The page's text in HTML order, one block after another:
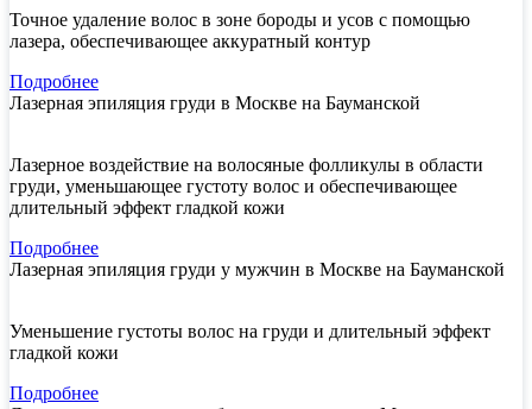
Точное удаление волос в зоне бороды и усов с помощью
лазера, обеспечивающее аккуратный контур
Подробнее
Лазерная эпиляция груди в Москве на Бауманской
Лазерное воздействие на волосяные фолликулы в области
груди, уменьшающее густоту волос и обеспечивающее
длительный эффект гладкой кожи
Подробнее
Лазерная эпиляция груди у мужчин в Москве на Бауманской
Уменьшение густоты волос на груди и длительный эффект
гладкой кожи
Подробнее